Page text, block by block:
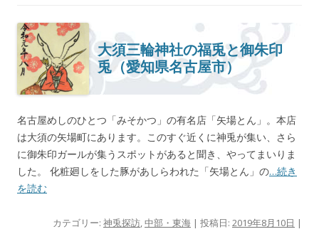
大須三輪神社の福兎と御朱印
兎（愛知県名古屋市）
名古屋めしのひとつ「みそかつ」の有名店「矢場とん」。本店
は大須の矢場町にあります。このすぐ近くに神兎が集い、さら
に御朱印ガールが集うスポットがあると聞き、やってまいりま
した。 化粧廻しをした豚があしらわれた「矢場とん」の…続き
を読む
カテゴリー: 神兎探訪,中部・東海 | 投稿日: 2019年8月10日 |